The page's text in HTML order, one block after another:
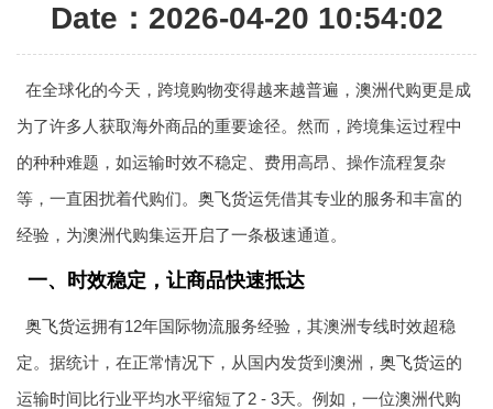
Date：2026-04-20 10:54:02
在全球化的今天，跨境购物变得越来越普遍，澳洲代购更是成
为了许多人获取海外商品的重要途径。然而，跨境集运过程中
的种种难题，如运输时效不稳定、费用高昂、操作流程复杂
等，一直困扰着代购们。 奥飞货运凭借其专业的服务和丰富的
经验，为澳洲代购集运开启了一条极速通道。
一、时效稳定，让商品快速抵达
奥飞货运拥有12年国际物流服务经验，其澳洲专线时效超稳
定。据统计，在正常情况下，从国内发货到澳洲， 奥飞货运的
运输时间比行业平均水平缩短了2 - 3天。例如，一位澳洲代购